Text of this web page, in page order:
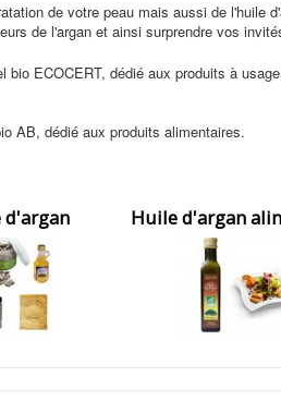
de votre peau mais aussi de l'huile
de l'argan et ainsi surprendre vos
bio ECOCERT, dédié aux produits à
AB, dédié aux produits alimentaires.
d'argan Huile d'argan